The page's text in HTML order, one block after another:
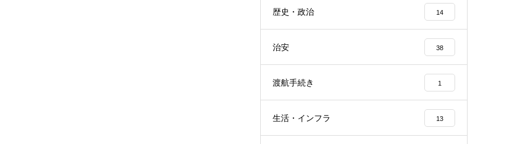
歴史・政治 14
治安 38
渡航手続き 1
生活・インフラ 13